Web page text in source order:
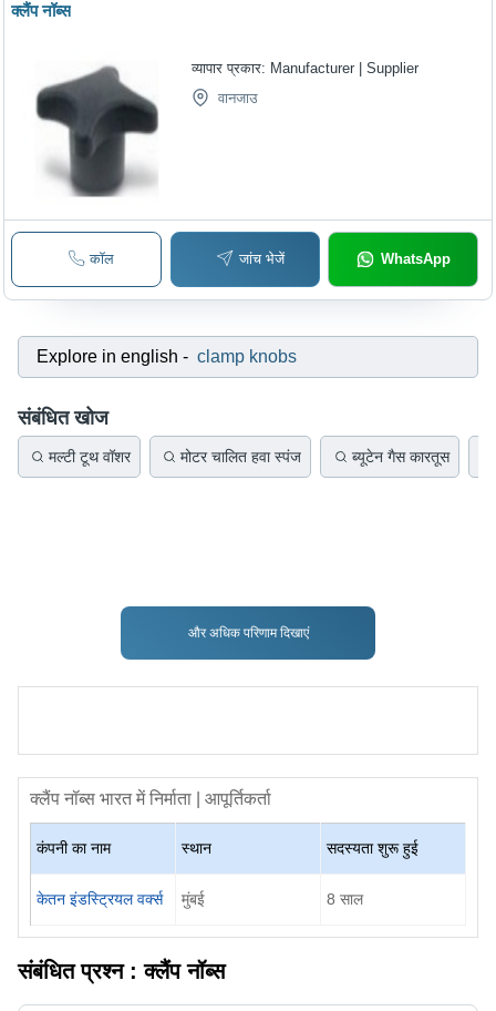
क्लैंप नॉब्स
व्यापार प्रकार: Manufacturer | Supplier
वानजाउ
कॉल जांच भेजें WhatsApp
Explore in english - clamp knobs
संबंधित खोज
मल्टी टूथ वॉशर मोटर चालित हवा स्पंज ब्यूटेन गैस कारतूस
और अधिक परिणाम दिखाएं
क्लैंप नॉब्स भारत में निर्माता | आपूर्तिकर्ता
कंपनी का नाम स्थान सदस्यता शुरू हुई
केतन इंडस्ट्रियल वर्क्स मुंबई 8 साल
संबंधित प्रश्न :क्लैंप नॉब्स